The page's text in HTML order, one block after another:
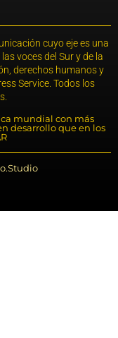
cuyo eje es una
voces del Sur y de la
derechos humanos y
Service. Todos los
mundial con más
desarrollo que en los